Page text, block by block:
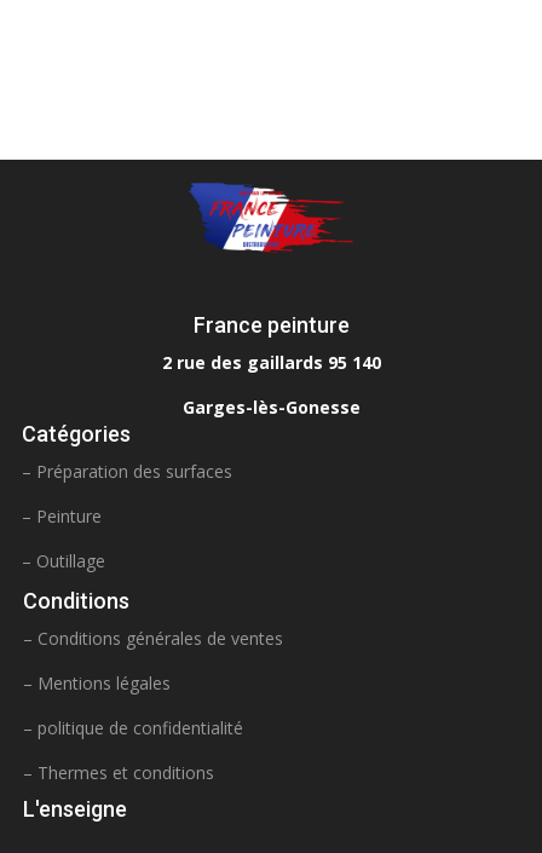
France peinture
2 rue des gaillards 95 140
Garges-lès-Gonesse
Catégories
– Préparation des surfaces
– Peinture
– Outillage
Conditions
– Conditions générales de ventes
– Mentions légales
– politique de confidentialité
– Thermes et conditions
L'enseigne